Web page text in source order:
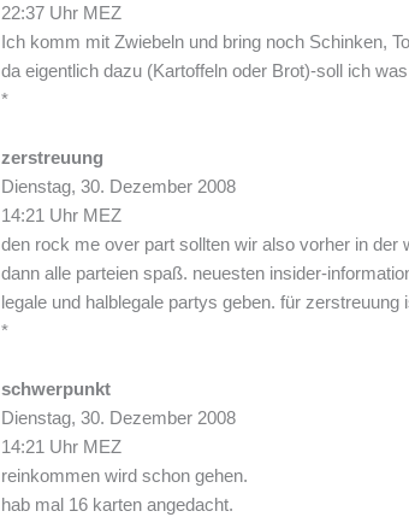
22:37 Uhr MEZ
Ich komm mit Zwiebeln und bring noch Schinken,
da eigentlich dazu (Kartoffeln oder Brot)-soll ich
*
zerstreuung
Dienstag, 30. Dezember 2008
14:21 Uhr MEZ
den rock me over part sollten wir also vorher in der
dann alle parteien spaß. neuesten insider-
legale und halblegale partys geben. für
*
schwerpunkt
Dienstag, 30. Dezember 2008
14:21 Uhr MEZ
reinkommen wird schon gehen.
hab mal 16 karten angedacht.